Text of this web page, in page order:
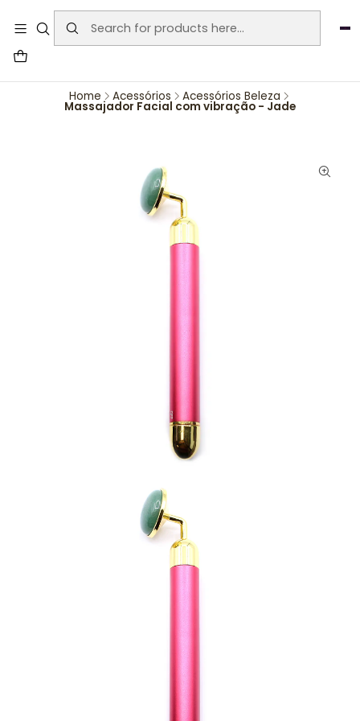
User-agent: * Allow: / Sitemap:
https://www.auraemporium.pt/sitemap.xml
Home Acessórios Acessórios Beleza
Massajador Facial com vibração - Jade